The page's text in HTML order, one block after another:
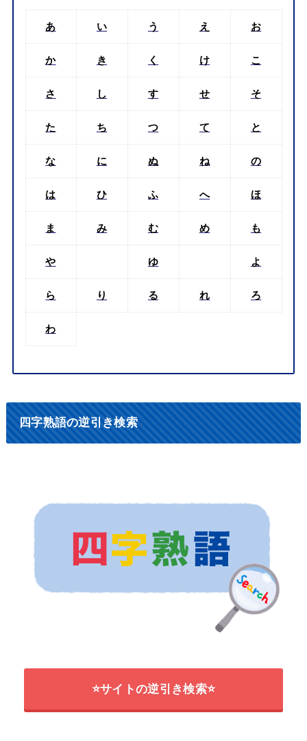
あ い う え お
か き く け こ
さ し す せ そ
た ち つ て と
な に ぬ ね の
は ひ ふ へ ほ
ま み む め も
や ゆ よ
ら り る れ ろ
わ
四字熟語の逆引き検索
⭐サイトの逆引き検索⭐